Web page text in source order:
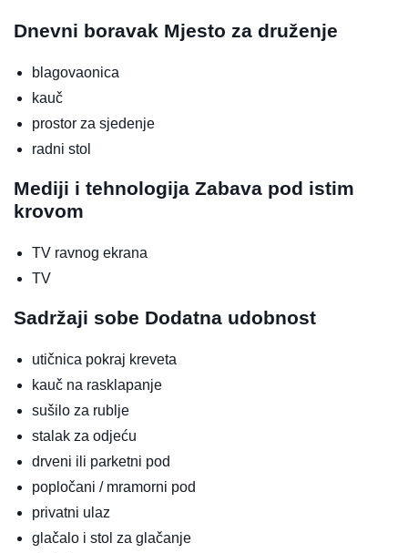
Dnevni boravak Mjesto za druženje
blagovaonica
kauč
prostor za sjedenje
radni stol
Mediji i tehnologija Zabava pod istim
krovom
TV ravnog ekrana
TV
Sadržaji sobe Dodatna udobnost
utičnica pokraj kreveta
kauč na rasklapanje
sušilo za rublje
stalak za odjeću
drveni ili parketni pod
popločani / mramorni pod
privatni ulaz
glačalo i stol za glačanje